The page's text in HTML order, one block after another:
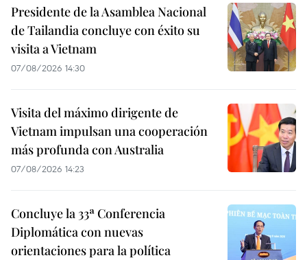
Presidente de la Asamblea Nacional
de Tailandia concluye con éxito su
visita a Vietnam
07/08/2026 14:30
Visita del máximo dirigente de
Vietnam impulsan una cooperación
más profunda con Australia
07/08/2026 14:23
Concluye la 33ª Conferencia
Diplomática con nuevas
orientaciones para la política